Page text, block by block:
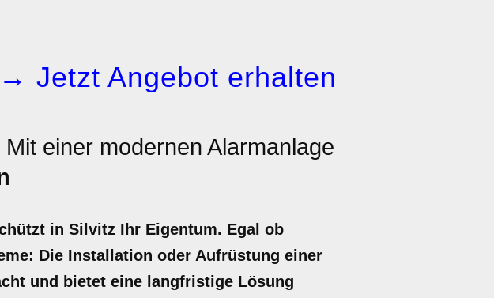
→ Jetzt Angebot erhalten
Mit einer modernen Alarmanlage
in Silvitz Ihr Eigentum. Egal ob
Die Installation oder Aufrüstung einer
und bietet eine langfristige Lösung